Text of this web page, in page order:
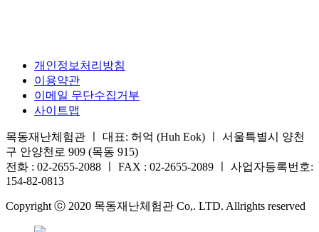
개인정보처리방침
이용약관
이메일 무단수집거부
사이트맵
목동재난체험관 ㅣ 대표: 허억 (Huh Eok) ㅣ 서울특별시 양천
구 안양천로 909 (목동 915)
전화 : 02-2655-2088 ㅣ FAX : 02-2655-2089 ㅣ 사업자등록번호:
154-82-0813
Copyright ⓒ 2020 목동재난체험관 Co,. LTD. Allrights reserved